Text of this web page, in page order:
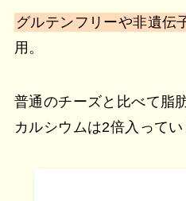
グルテンフリーや非遺伝
用。
普通のチーズと比べて脂
カルシウムは2倍入ってい